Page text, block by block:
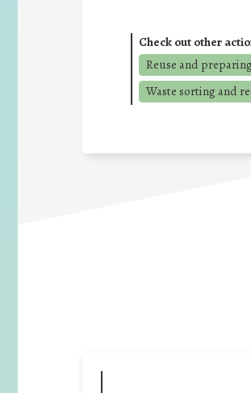
Check out other
Reuse and
Waste sorting and